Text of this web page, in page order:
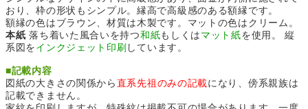
おり、枠の形状もシンプル。縁高で高級感のある額縁です。
額縁の色はブラウン、材質は木製です。マットの色はクリーム。
本紙 落ち着いた風合いを持つ和紙もしくはマット紙を使用。 縦
系図をインクジェット印刷 しています。
■記載内容
図紙の大きさの関係から直系先祖のみの記載になり、傍系親族は
記載できません。